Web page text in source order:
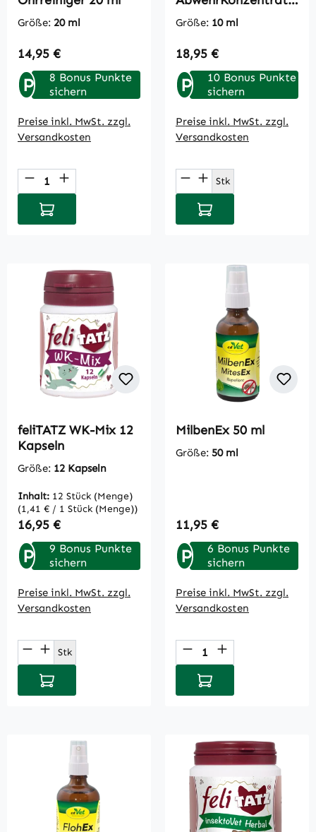
Größe: 20 ml
Regulärer Preis:
14,95 €
P
8 Bonus Punkte
sichern
Preise inkl. MwSt. zzgl.
Versandkosten
Produkt Anzahl: Gib den gewünschten
In den Warenkorb
10 ml
Größe: 10 ml
Regulärer Preis:
18,95 €
P
10 Bonus Punkte
sichern
Preise inkl. MwSt. zzgl.
Versandkosten
Produkt Anzahl:
Stk
In den Warenkorb
feliTATZ WK-Mix 12
Kapseln
Größe: 12 Kapseln
Inhalt: 12 Stück (Menge)
(1,41 € / 1 Stück (Menge))
Regulärer Preis:
16,95 €
P
9 Bonus Punkte
sichern
Preise inkl. MwSt. zzgl.
Versandkosten
Produkt Anzahl: Gib den gewünschten
Stk
In den Warenkorb
MilbenEx 50 ml
Größe: 50 ml
Regulärer Preis:
11,95 €
P
6 Bonus Punkte
sichern
Preise inkl. MwSt. zzgl.
Versandkosten
Produkt Anzahl:
In den Warenkorb